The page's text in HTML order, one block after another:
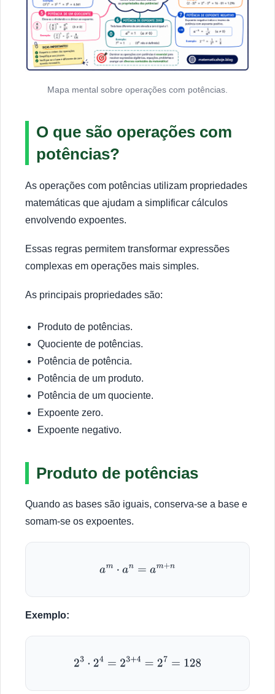
Mapa mental sobre operações com potências.
O que são operações com
potências?
As operações com potências utilizam propriedades
matemáticas que ajudam a simplificar cálculos
envolvendo expoentes.
Essas regras permitem transformar expressões
complexas em operações mais simples.
As principais propriedades são:
Produto de potências.
Quociente de potências.
Potência de potência.
Potência de um produto.
Potência de um quociente.
Expoente zero.
Expoente negativo.
Produto de potências
Quando as bases são iguais, conserva-se a base e
somam-se os expoentes.
a m ⋅an =a m+n
Exemplo:
23⋅ 24 =23+4 =2 7= 128